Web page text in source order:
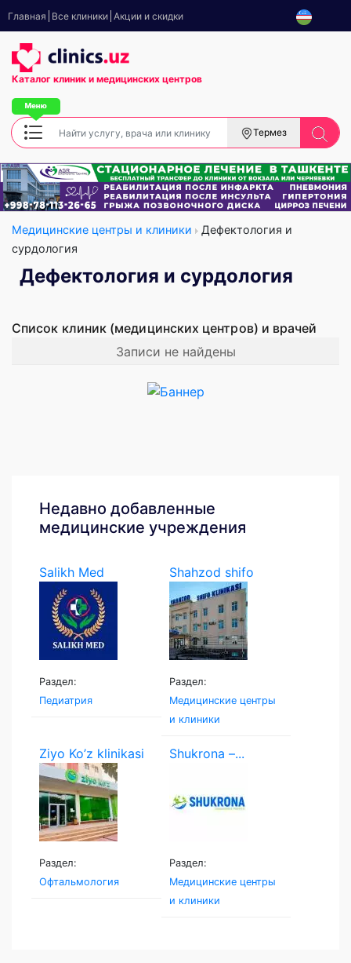
Главная Все клиники Акции и скидки
Каталог клиник и медицинских центров
Термез
Медицинские центры и клиники
Дефектология и
сурдология
Дефектология и сурдология
Список клиник (медицинских центров) и врачей
Записи не найдены
Недавно добавленные
медицинские учреждения
Salikh Med
Раздел:
Педиатрия
Shahzod shifo
klinikasi
Раздел:
Медицинские центры
и клиники
Ziyo Ko’z klinikasi
Раздел:
Офтальмология
Shukrona –...
Раздел:
Медицинские центры
и клиники